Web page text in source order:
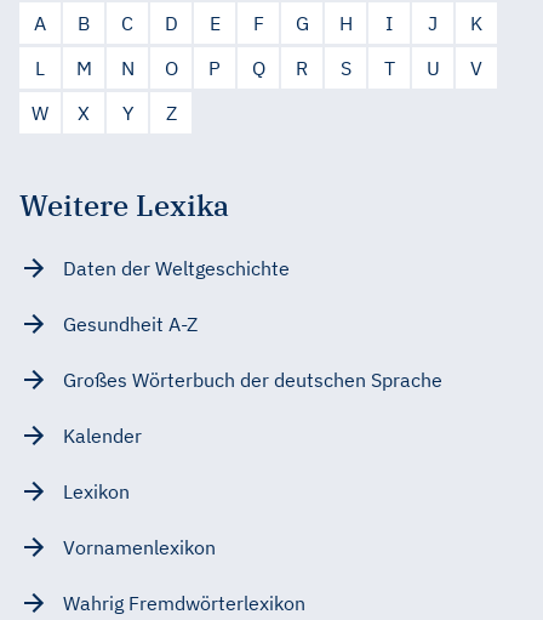
A B C D E F G H I J
K
L
M N O P Q R S T U
V
W
X Y Z
Weitere Lexika
Daten der Weltgeschichte
Gesundheit A-Z
Großes Wörterbuch der deutschen Sprache
Kalender
Lexikon
Vornamenlexikon
Wahrig Fremdwörterlexikon